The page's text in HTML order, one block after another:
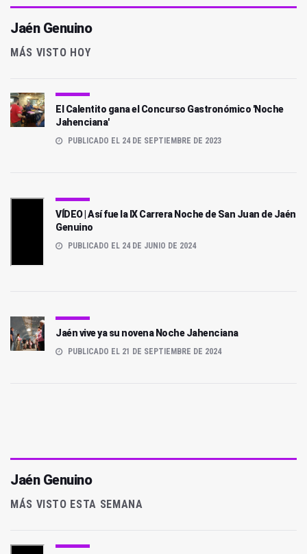
Jaén Genuino
MÁS VISTO HOY
El Calentito gana el Concurso Gastronómico 'Noche
Jahenciana'
PUBLICADO EL 24 DE SEPTIEMBRE DE 2023
VÍDEO | Así fue la IX Carrera Noche de San Juan de Jaén
Genuino
PUBLICADO EL 24 DE JUNIO DE 2024
Jaén vive ya su novena Noche Jahenciana
PUBLICADO EL 21 DE SEPTIEMBRE DE 2024
Jaén Genuino
MÁS VISTO ESTA SEMANA